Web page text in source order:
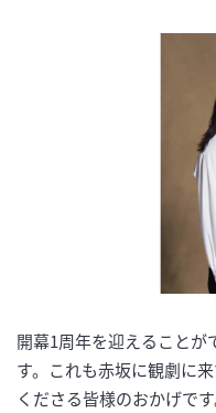
開幕1周年を迎えることが
す。これも赤坂に観劇に
くださる皆様のおかげです